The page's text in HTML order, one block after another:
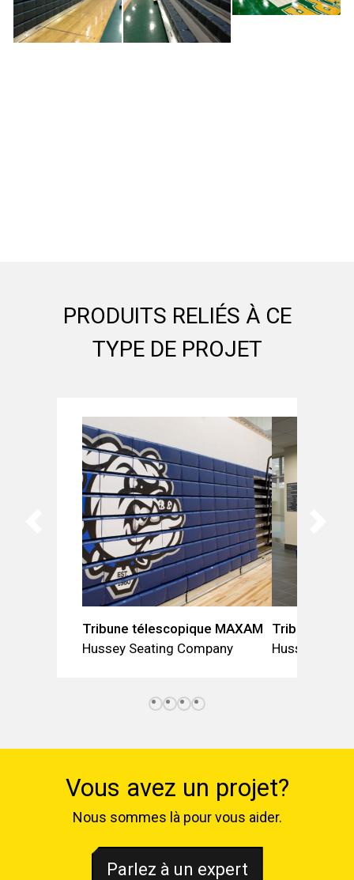
PRODUITS RELIÉS À CE
TYPE DE PROJET
Tribune télescopique MAXAM
Hussey Seating Company
Tribune
Hussey
Vous avez un projet?
Nous sommes là pour vous aider.
Parlez à un expert